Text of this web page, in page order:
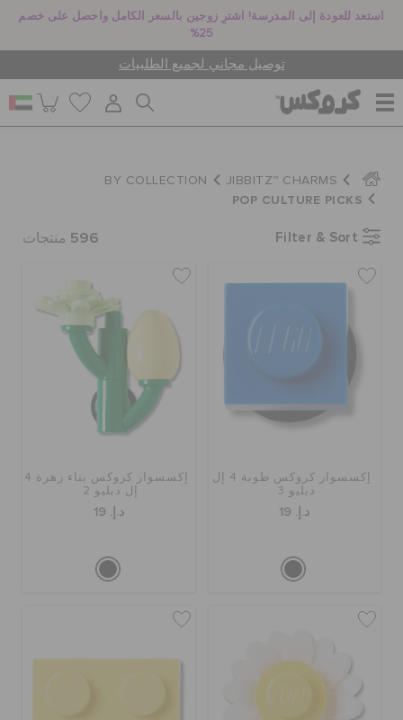
استعد للعودة إلى المدرسة! اشترِ زوجين بالسعر الكامل واحصل على خصم
25%
توصيل مجاني لجميع الطلبيات
أطفال
جيبيتز تشارمز
كروكس لمكان العمل
الحقائب
تسجيل الدخول / اشتراك
JIBBITZ™ CHARMS
BY COLLECTION
POP CULTURE PICKS
Filter & Sort
596 منتجات
إكسسوار كروكس طوبة 4 إل
دبليو 3
د.إ. 19
إكسسوار كروكس بناء زهرة 4
إل دبليو 2
د.إ. 19